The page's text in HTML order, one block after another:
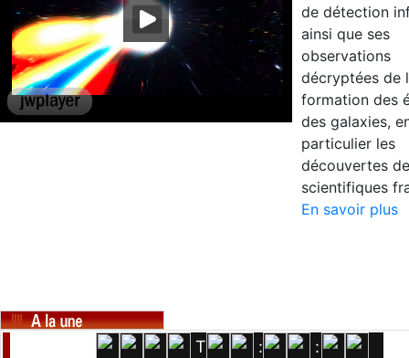
de détection
ainsi que ses
observations
décryptées de
formation des
des galaxies,
particulier les
découvertes
scientifiques
En savoir plus
T : :